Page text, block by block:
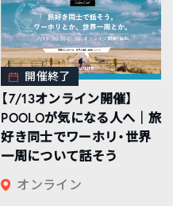
開催終了
【7/13オンライン開催】
POOLOが気になる人へ｜旅
好き同士でワーホリ・世界
一周について話そう
オンライン